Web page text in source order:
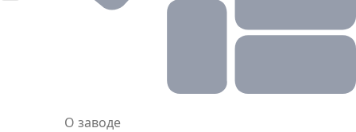
О заводе